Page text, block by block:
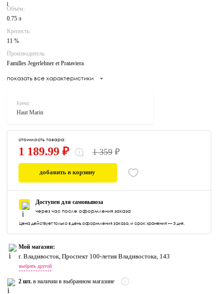
Объём:
0.75 л
Крепость:
11 %
Производитель:
Familles Jegerlehner et Prataviera
показать все характеристики
Бренд:
Haut Marin
стоимость товара:
1 189.99 ₽ 1 359 ₽
добавить в корзину
0
Доступен для самовывоза
через час после оформления заказа
Цена действует только в день оформления заказа, и срок хранения — 3 дня.
Мой магазин:
г. Владивосток, Проспект 100-летия Владивостока, 143
выбрать другой
2 шт. в наличии в выбранном магазине